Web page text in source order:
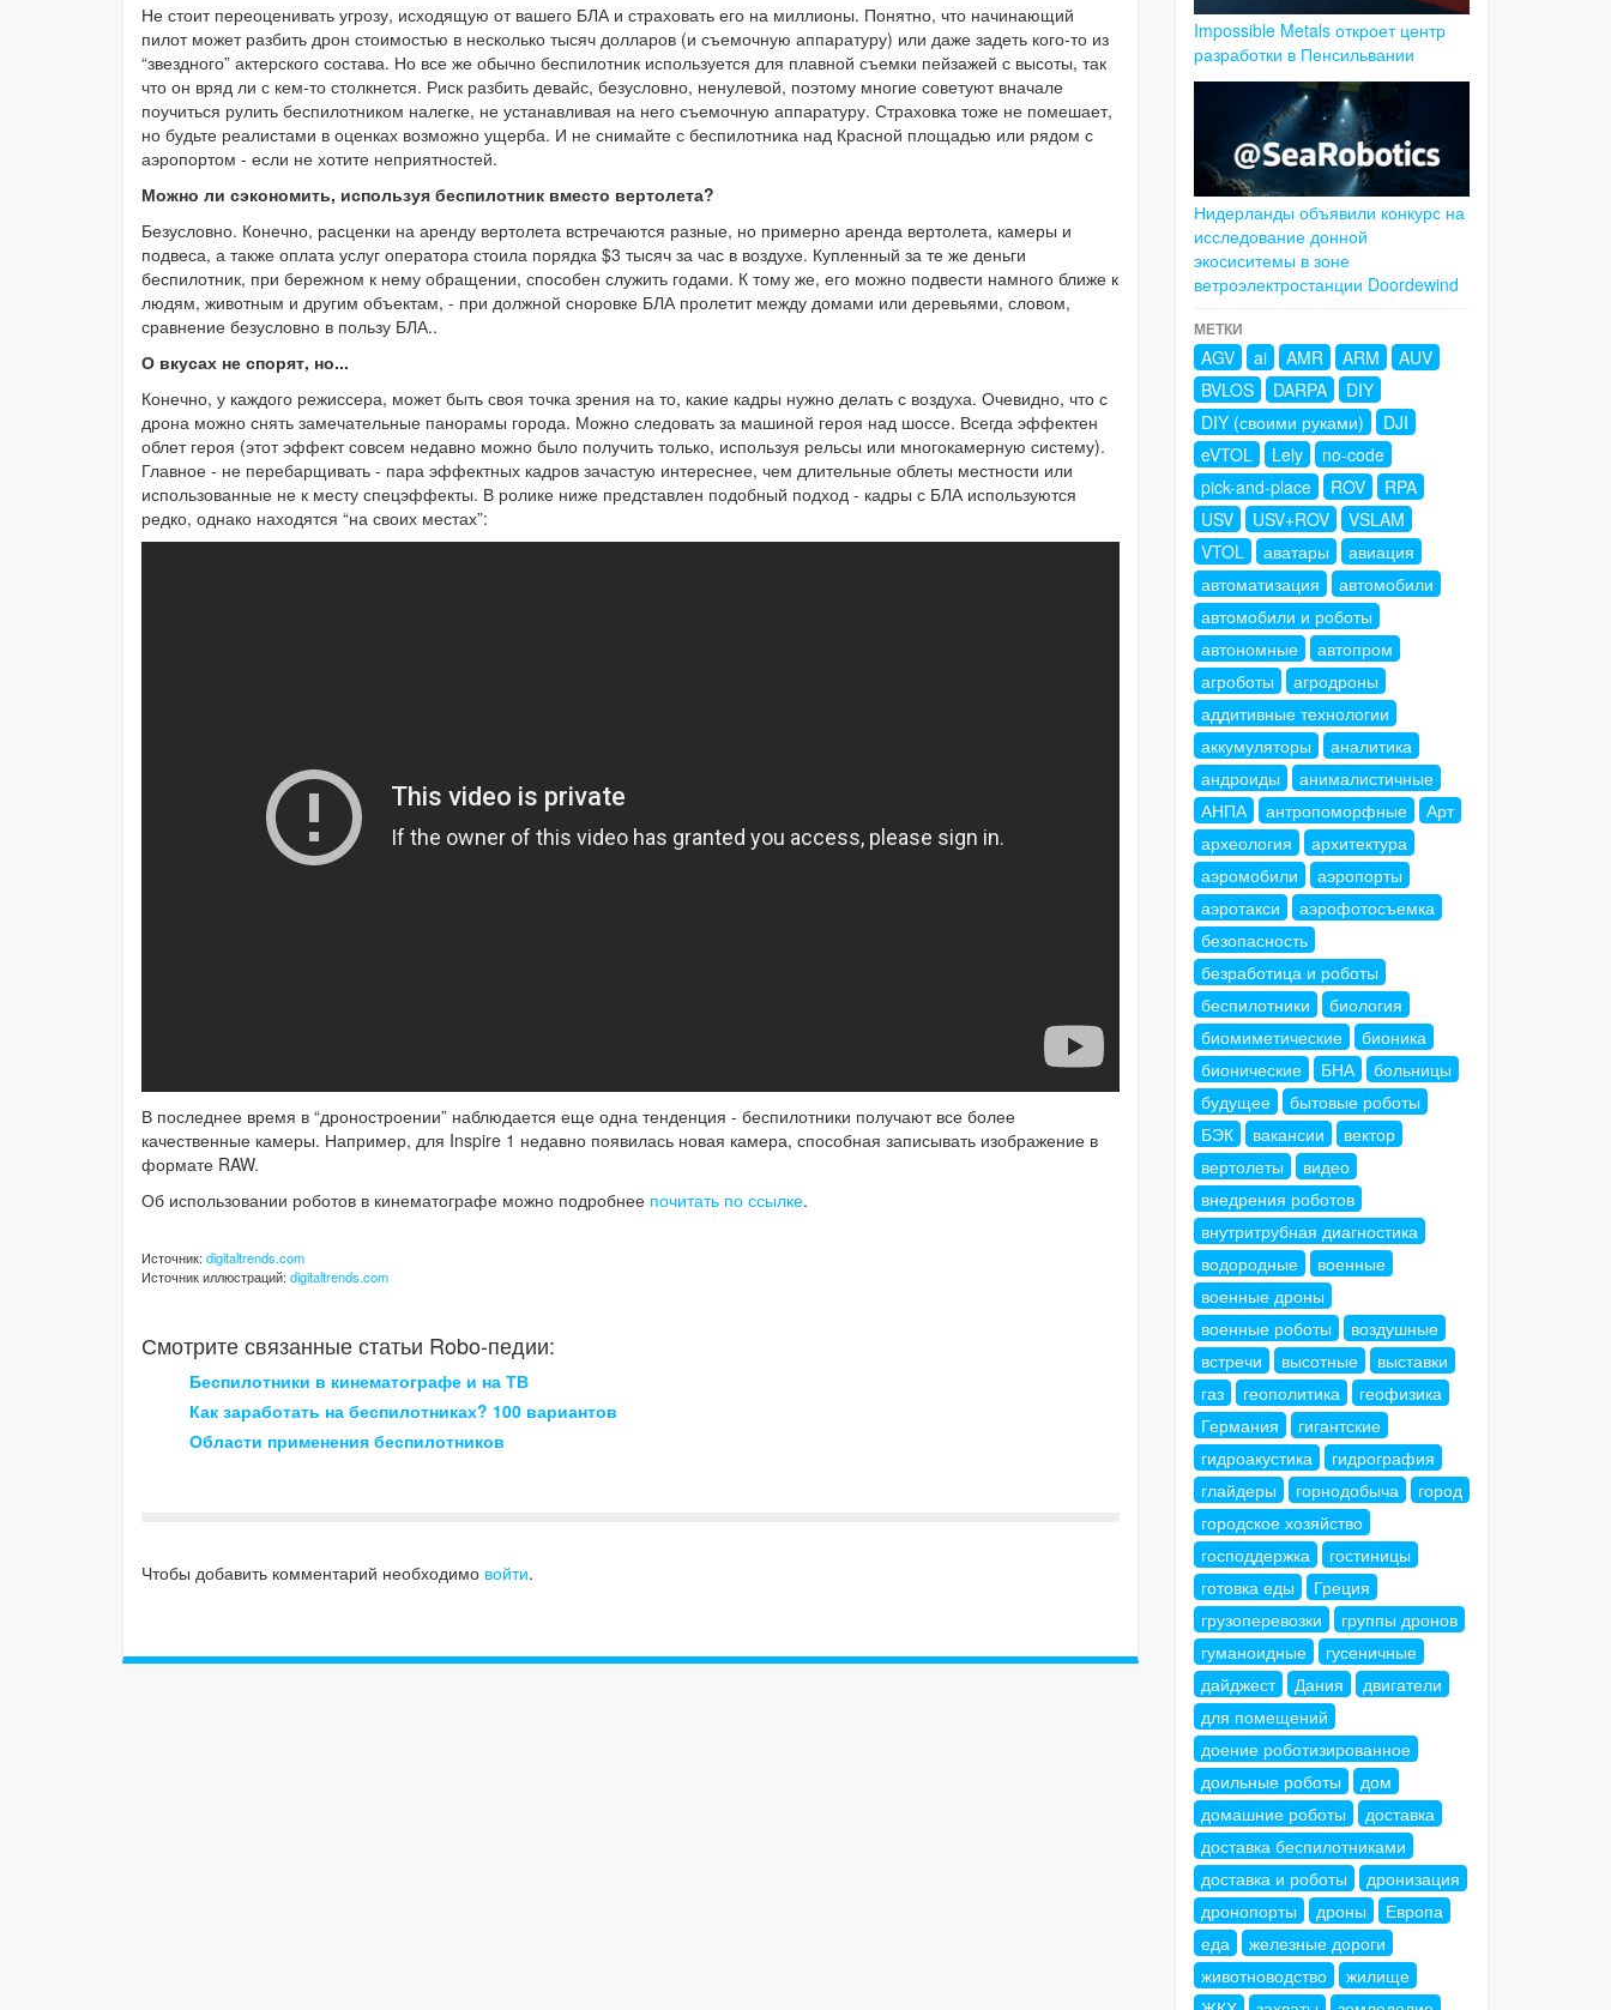
Не стоит переоценивать угрозу, исходящую от вашего БЛА и страховать его на миллионы. Понятно, что начинающий
пилот может разбить дрон стоимостью в несколько тысяч долларов (и съемочную аппаратуру) или даже задеть кого-то из
“звездного” актерского состава. Но все же обычно беспилотник используется для плавной съемки пейзажей с высоты, так
что он вряд ли с кем-то столкнется. Риск разбить девайс, безусловно, ненулевой, поэтому многие советуют вначале
поучиться рулить беспилотником налегке, не устанавливая на него съемочную аппаратуру. Страховка тоже не помешает,
но будьте реалистами в оценках возможно ущерба. И не снимайте с беспилотника над Красной площадью или рядом с
аэропортом - если не хотите неприятностей.
Можно ли сэкономить, используя беспилотник вместо вертолета?
Безусловно. Конечно, расценки на аренду вертолета встречаются разные, но примерно аренда вертолета, камеры и
подвеса, а также оплата услуг оператора стоила порядка $3 тысяч за час в воздухе. Купленный за те же деньги
беспилотник, при бережном к нему обращении, способен служить годами. К тому же, его можно подвести намного ближе к
людям, животным и другим объектам, - при должной сноровке БЛА пролетит между домами или деревьями, словом,
сравнение безусловно в пользу БЛА..
О вкусах не спорят, но...
Конечно, у каждого режиссера, может быть своя точка зрения на то, какие кадры нужно делать с воздуха. Очевидно, что с
дрона можно снять замечательные панорамы города. Можно следовать за машиной героя над шоссе. Всегда эффектен
облет героя (этот эффект совсем недавно можно было получить только, используя рельсы или многокамерную систему).
Главное - не перебарщивать - пара эффектных кадров зачастую интереснее, чем длительные облеты местности или
использованные не к месту спецэффекты. В ролике ниже представлен подобный подход - кадры с БЛА используются
редко, однако находятся “на своих местах”:
В последнее время в “дроностроении” наблюдается еще одна тенденция - беспилотники получают все более
качественные камеры. Например, для Inspire 1 недавно появилась новая камера, способная записывать изображение в
формате RAW.
Об использовании роботов в кинематографе можно подробнее почитать по ссылке.
Источник:digitaltrends.com
Источник иллюстраций:digitaltrends.com
Смотрите связанные статьи Robo-педии:
Беспилотники в кинематографе и на ТВ
Как заработать на беспилотниках? 100 вариантов
Области применения беспилотников
Чтобы добавить комментарий необходимо войти.
Impossible Metals откроет центр
разработки в Пенсильвании
Нидерланды объявили конкурс на
исследование донной
экосиситемы в зоне
ветроэлектростанции Doordewind
МЕТКИ
AGV ai AMR ARM
AUV
BVLOS
DARPA
DIY
DIY (своими руками)
DJI
eVTOL
Lely
no-code
pick-and-place
ROV
RPA
USV
USV+ROV
VSLAM
VTOL
аватары
авиация
автоматизация
автомобили
автомобили и роботы
автономные
автопром
агроботы
агродроны
аддитивные технологии
аккумуляторы
аналитика
андроиды
анималистичные
АНПА
антропоморфные
Арт
археология
архитектура
аэромобили
аэропорты
аэротакси
аэрофотосъемка
безопасность
безработица и роботы
беспилотники
биология
биомиметические
бионика
бионические
БНА
больницы
будущее
бытовые роботы
БЭК
вакансии
вектор
вертолеты
видео
внедрения роботов
внутритрубная диагностика
водородные
военные
военные дроны
военные роботы
воздушные
встречи
высотные
выставки
газ
геополитика
геофизика
Германия
гигантские
гидроакустика
гидрография
глайдеры
горнодобыча
город
городское хозяйство
господдержка
гостиницы
готовка еды
Греция
грузоперевозки
группы дронов
гуманоидные
гусеничные
дайджест
Дания
двигатели
для помещений
доение роботизированное
доильные роботы
дом
домашние роботы
доставка
доставка беспилотниками
доставка и роботы
дронизация
дронопорты
дроны
Европа
еда
железные дороги
животноводство
жилище